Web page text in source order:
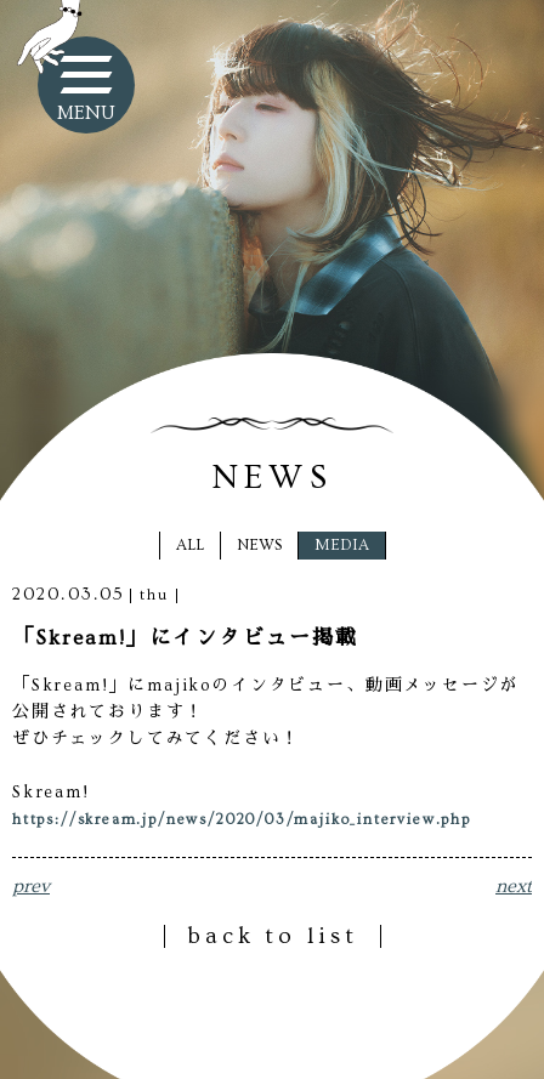
MENU
NEWS
ALL NEWS MEDIA
2020.03.05 thu
「Skream!」にインタビュー掲載
「Skream!」にmajikoのインタビュー、動画メッセージが
公開されております！
ぜひチェックしてみてください！
Skream!
https://skream.jp/news/2020/03/majiko_interview.php
next
prev
back to list